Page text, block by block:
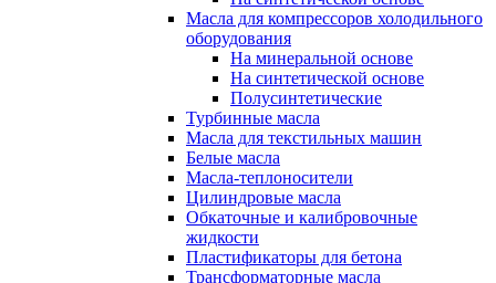
Масла для компрессоров холодильного
оборудования
На минеральной основе
На синтетической основе
Полусинтетические
Турбинные масла
Масла для текстильных машин
Белые масла
Масла-теплоносители
Цилиндровые масла
Обкаточные и калибровочные
жидкости
Пластификаторы для бетона
Трансформаторные масла